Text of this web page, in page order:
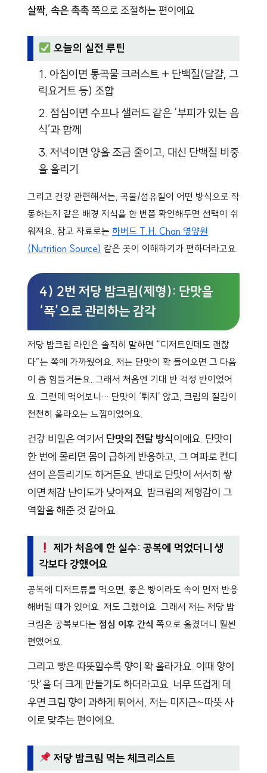
살짝, 속은 촉촉쪽으로 조절하는 편이에요.
오늘의 실전 루틴
아침이면 통곡물 크러스트 + 단백질(달걀, 그
릭요거트 등) 조합
점심이면 수프나 샐러드 같은 ‘부피가 있는 음
식’과 함께
저녁이면 양을 조금 줄이고, 대신 단백질 비중
을 올리기
그리고 건강 관련해서는, 곡물/섬유질이 어떤 방식으로 작
동하는지 같은 배경 지식을 한 번쯤 확인해두면 선택이 쉬
워져요. 참고 자료로는 하버드 T.H. Chan 영양원
(Nutrition Source) 같은 곳이 이해하기가 편하더라고요.
4) 2번 저당 밤크림(제형): 단맛을
‘폭’으로 관리하는 감각
저당 밤크림 라인은 솔직히 말하면 “디저트인데도 괜찮
다”는 쪽에 가까웠어요. 저는 단맛이 확 들어오면 그 다음
이 좀 힘들거든요. 그래서 처음엔 기대 반 걱정 반이었어
요. 그런데 먹어보니… 단맛이 ‘튀지’ 않고, 크림의 질감이
천천히 올라오는 느낌이었어요.
건강 비밀은 여기서 단맛의 전달 방식이에요. 단맛이
한 번에 몰리면 몸이 급하게 반응하고, 그 여파로 컨디
션이 흔들리기도 하거든요. 반대로 단맛이 서서히 쌓
이면 체감 난이도가 낮아져요. 밤크림의 제형감이 그
역할을 해준 것 같아요.
제가 처음에 한 실수: 공복에 먹었더니 생
각보다 강했어요
공복에 디저트류를 먹으면, 좋은 빵이라도 속이 먼저 반응
해버릴 때가 있어요. 저도 그랬어요. 그래서 저는 저당 밤
크림은 공복보다는 점심 이후 간식 쪽으로 옮겼더니 훨씬
편했어요.
그리고 빵은 따뜻할수록 향이 확 올라가요. 이때 향이
‘맛’을 더 크게 만들기도 하더라고요. 너무 뜨겁게 데
우면 크림 향이 과하게 튀어서, 저는 미지근~따뜻 사
이로 맞추는 편이에요.
저당 밤크림 먹는 체크리스트